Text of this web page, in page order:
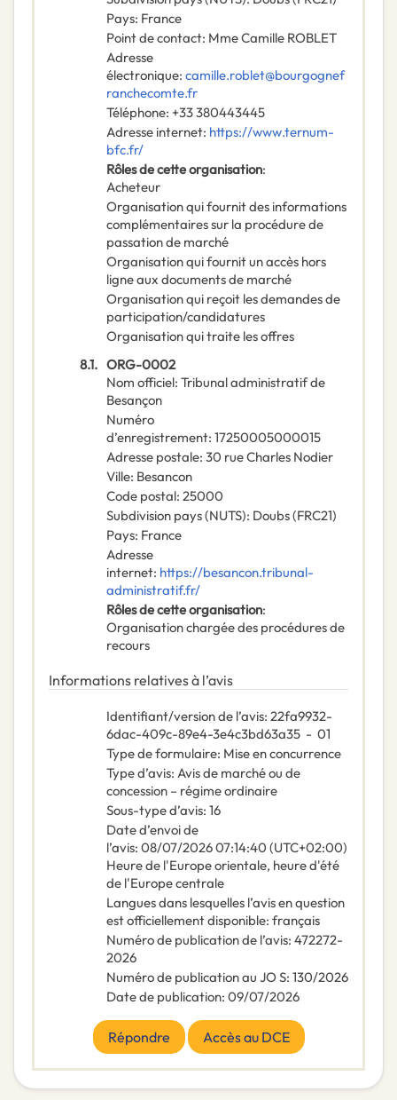
Pays: France
Point de contact: Mme Camille ROBLET
Adresse
électronique: camille.roblet@bourgognef
ranchecomte.fr
Téléphone: +33 380443445
Adresse internet: https://www.ternum-
bfc.fr/
Rôles de cette organisation:
Acheteur
Organisation qui fournit des informations
complémentaires sur la procédure de
passation de marché
Organisation qui fournit un accès hors
ligne aux documents de marché
Organisation qui reçoit les demandes de
participation/candidatures
Organisation qui traite les offres
8.1. ORG-0002
Nom officiel: Tribunal administratif de
Besançon
Numéro
d’enregistrement: 17250005000015
Adresse postale: 30 rue Charles Nodier
Ville: Besancon
Code postal: 25000
Subdivision pays (NUTS): Doubs(FRC21)
Pays: France
Adresse
internet: https://besancon.tribunal-
administratif.fr/
Rôles de cette organisation:
Organisation chargée des procédures de
recours
Informations relatives à l’avis
Identifiant/version de l’avis: 22fa9932-
6dac-409c-89e4-3e4c3bd63a35 - 01
Type de formulaire: Mise en concurrence
Type d’avis: Avis de marché ou de
concession – régime ordinaire
Sous-type d’avis: 16
Date d’envoi de
l’avis: 08/07/202607:14:40 (UTC+02:00)
Heure de l'Europe orientale, heure d'été
de l'Europe centrale
Langues dans lesquelles l’avis en question
est officiellement disponible: français
Numéro de publication de l’avis: 472272-
2026
Numéro de publication au JO S: 130/2026
Date de publication: 09/07/2026
Répondre Accès au DCE